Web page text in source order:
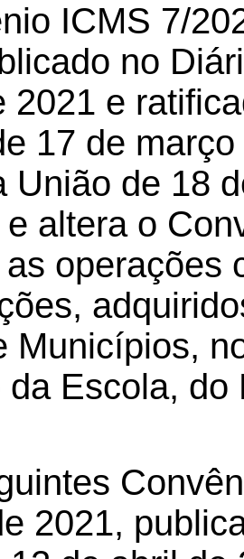
ICMS 7/
no
2021 e
17 de
União de 18
altera o
operações
Municípios,
da Escola,
2021,